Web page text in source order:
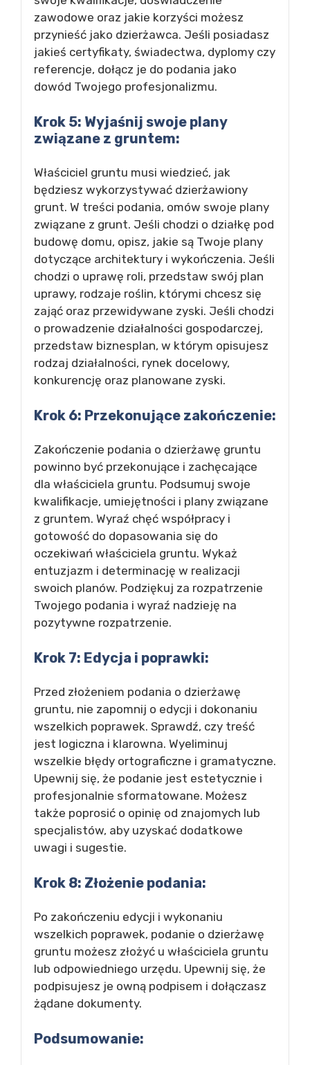
zawodowe oraz jakie korzyści możesz
przynieść jako dzierżawca. Jeśli posiadasz
jakieś certyfikaty, świadectwa, dyplomy czy
referencje, dołącz je do podania jako
dowód Twojego profesjonalizmu.
Krok 5: Wyjaśnij swoje plany
związane z gruntem:
Właściciel gruntu musi wiedzieć, jak
będziesz wykorzystywać dzierżawiony
grunt. W treści podania, omów swoje plany
związane z grunt. Jeśli chodzi o działkę pod
budowę domu, opisz, jakie są Twoje plany
dotyczące architektury i wykończenia. Jeśli
chodzi o uprawę roli, przedstaw swój plan
uprawy, rodzaje roślin, którymi chcesz się
zająć oraz przewidywane zyski. Jeśli chodzi
o prowadzenie działalności gospodarczej,
przedstaw biznesplan, w którym opisujesz
rodzaj działalności, rynek docelowy,
konkurencję oraz planowane zyski.
Krok 6: Przekonujące zakończenie:
Zakończenie podania o dzierżawę gruntu
powinno być przekonujące i zachęcające
dla właściciela gruntu. Podsumuj swoje
kwalifikacje, umiejętności i plany związane
z gruntem. Wyraź chęć współpracy i
gotowość do dopasowania się do
oczekiwań właściciela gruntu. Wykaż
entuzjazm i determinację w realizacji
swoich planów. Podziękuj za rozpatrzenie
Twojego podania i wyraź nadzieję na
pozytywne rozpatrzenie.
Krok 7: Edycja i poprawki:
Przed złożeniem podania o dzierżawę
gruntu, nie zapomnij o edycji i dokonaniu
wszelkich poprawek. Sprawdź, czy treść
jest logiczna i klarowna. Wyeliminuj
wszelkie błędy ortograficzne i gramatyczne.
Upewnij się, że podanie jest estetycznie i
profesjonalnie sformatowane. Możesz
także poprosić o opinię od znajomych lub
specjalistów, aby uzyskać dodatkowe
uwagi i sugestie.
Krok 8: Złożenie podania:
Po zakończeniu edycji i wykonaniu
wszelkich poprawek, podanie o dzierżawę
gruntu możesz złożyć u właściciela gruntu
lub odpowiedniego urzędu. Upewnij się, że
podpisujesz je owną podpisem i dołączasz
żądane dokumenty.
Podsumowanie: